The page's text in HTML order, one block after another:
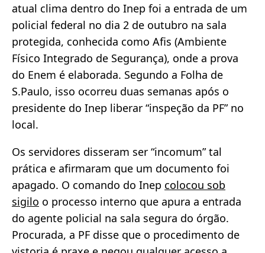
atual clima dentro do Inep foi a entrada de um
policial federal no dia 2 de outubro na sala
protegida, conhecida como Afis (Ambiente
Físico Integrado de Segurança), onde a prova
do Enem é elaborada. Segundo a Folha de
S.Paulo, isso ocorreu duas semanas após o
presidente do Inep liberar “inspeção da PF” no
local.
Os servidores disseram ser “incomum” tal
prática e afirmaram que um documento foi
apagado. O comando do Inep colocou sob
sigilo o processo interno que apura a entrada
do agente policial na sala segura do órgão.
Procurada, a PF disse que o procedimento de